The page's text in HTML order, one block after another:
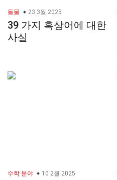
동물 23 3월 2025
39 가지 흑상어에 대한
사실
수학 분야 10 2월 2025